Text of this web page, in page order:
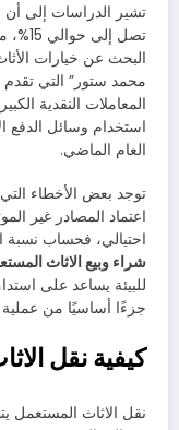
تشير الدراسات إلى أن
تصل
البحث عن خيارات
محمد ستور” التي
المعاملات النقدية
العام الماضي.
توجد بعض الأخطاء
اعتماد المصادر غير
احتيالي، فحساب نسبة
شراء وبيع الاثاث
للبيئة يساعد على
جزءًا أساسيًا من عملية
كيفية نقل
نقل الاثاث المستعمل